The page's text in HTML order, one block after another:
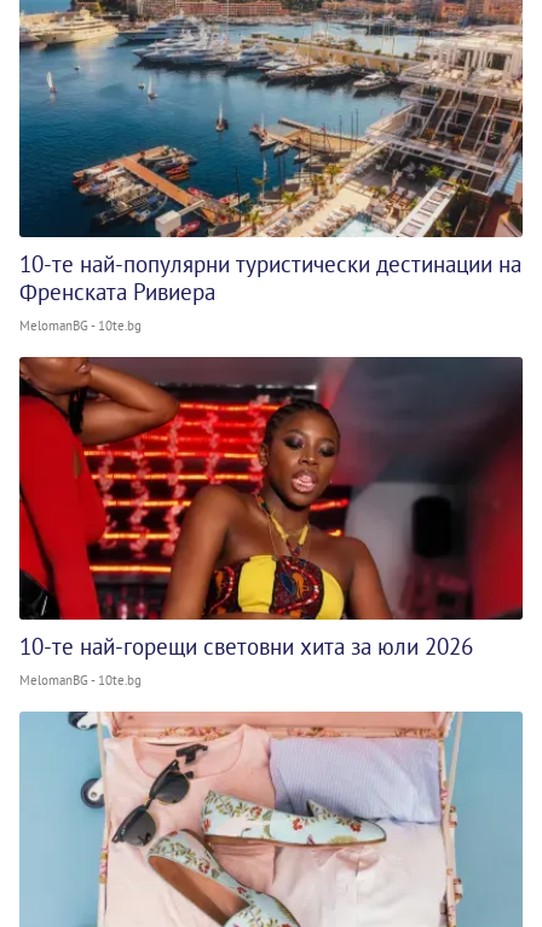
10-те най-популярни туристически дестинации на
Френската Ривиера
MelomanBG - 10te.bg
10-те най-горещи световни хита за юли 2026
MelomanBG - 10te.bg